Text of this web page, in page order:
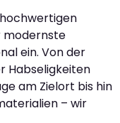
modernste
ein. Von der
Habseligkeiten
am Zielort bis hin
– wir